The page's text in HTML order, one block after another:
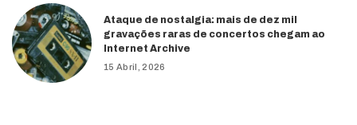
Ataque de nostalgia: mais de dez mil
gravações raras de concertos chegam ao
Internet Archive
15 Abril, 2026